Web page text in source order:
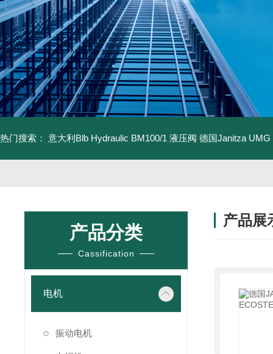
热门搜索： 意大利Blb Hydraulic BM100/1 液压阀 德国Janitza UMG
产品分类
Cassification
电机
振动电机
产品展